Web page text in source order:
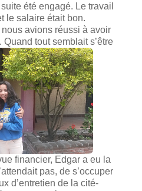
été engagé. Le travail
le salaire était bon.
avions réussi à avoir
Quand tout semblait s’être
financier, Edgar a eu la
pas, de s’occuper
d’entretien de la cité-